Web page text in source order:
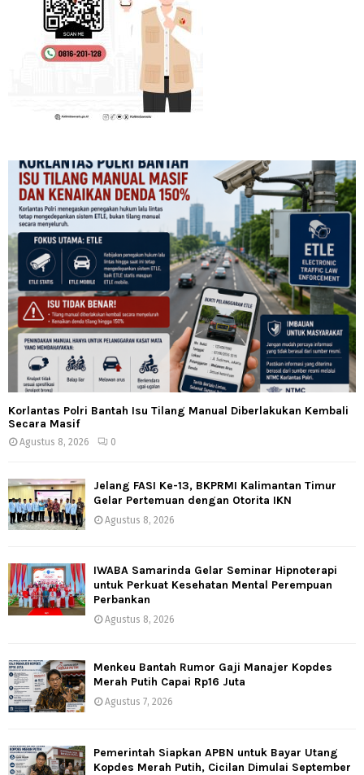
Korlantas Polri Bantah Isu Tilang Manual Diberlakukan Kembali
Secara Masif
Agustus 8, 2026 0
Jelang FASI Ke-13, BKPRMI Kalimantan Timur
Gelar Pertemuan dengan Otorita IKN
Agustus 8, 2026
IWABA Samarinda Gelar Seminar Hipnoterapi
untuk Perkuat Kesehatan Mental Perempuan
Perbankan
Agustus 8, 2026
Menkeu Bantah Rumor Gaji Manajer Kopdes
Merah Putih Capai Rp16 Juta
Agustus 7, 2026
Pemerintah Siapkan APBN untuk Bayar Utang
Kopdes Merah Putih, Cicilan Dimulai September